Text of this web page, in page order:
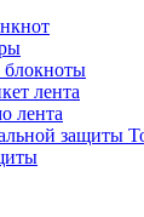
блокноты
лента
лента